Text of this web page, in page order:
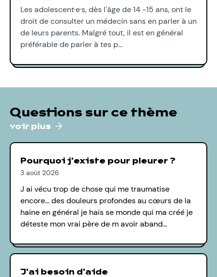
Les adolescent·e·s, dès l'âge de 14 -15 ans, ont le
droit de consulter un médecin sans en parler à un
de leurs parents. Malgré tout, il est en général
préférable de parler à tes p…
Questions sur ce thème
voir plus
Pourquoi j'existe pour pleurer ?
3 août 2026
J ai vécu trop de chose qui me traumatise
encore... des douleurs profondes au cœurs de la
haine en général je hais se monde qui ma créé je
déteste mon vrai père de m avoir aband…
J'ai besoin d'aide